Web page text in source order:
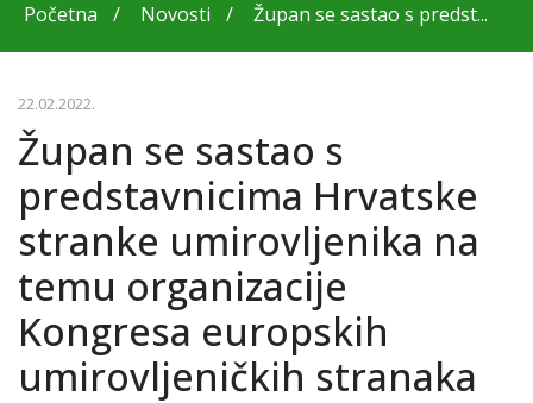
Početna Novosti Župan se sastao s predst...
22.02.2022.
Župan se sastao s
predstavnicima Hrvatske
stranke umirovljenika na
temu organizacije
Kongresa europskih
umirovljeničkih stranaka